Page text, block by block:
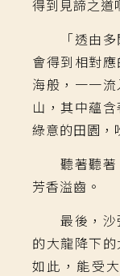
得到見諦之道
「透由多
會得到相對
海般，一一
山，其中蘊
綠意的田園，
聽著聽著
芳香溢齒。
最後，沙
的大龍降下
如此，能受